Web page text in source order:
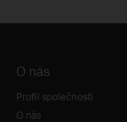
O nás
Profil společnosti
O nás